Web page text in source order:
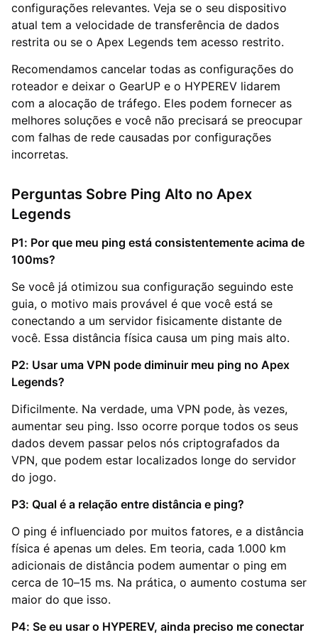
configurações relevantes. Veja se o seu dispositivo
atual tem a velocidade de transferência de dados
restrita ou se o Apex Legends tem acesso restrito.
Recomendamos cancelar todas as configurações do
roteador e deixar o GearUP e o HYPEREV lidarem
com a alocação de tráfego. Eles podem fornecer as
melhores soluções e você não precisará se preocupar
com falhas de rede causadas por configurações
incorretas.
Perguntas Sobre Ping Alto no Apex
Legends
P1: Por que meu ping está consistentemente acima de
100ms?
Se você já otimizou sua configuração seguindo este
guia, o motivo mais provável é que você está se
conectando a um servidor fisicamente distante de
você. Essa distância física causa um ping mais alto.
P2: Usar uma VPN pode diminuir meu ping no Apex
Legends?
Dificilmente. Na verdade, uma VPN pode, às vezes,
aumentar seu ping. Isso ocorre porque todos os seus
dados devem passar pelos nós criptografados da
VPN, que podem estar localizados longe do servidor
do jogo.
P3: Qual é a relação entre distância e ping?
O ping é influenciado por muitos fatores, e a distância
física é apenas um deles. Em teoria, cada 1.000 km
adicionais de distância podem aumentar o ping em
cerca de 10–15 ms. Na prática, o aumento costuma ser
maior do que isso.
P4: Se eu usar o HYPEREV, ainda preciso me conectar